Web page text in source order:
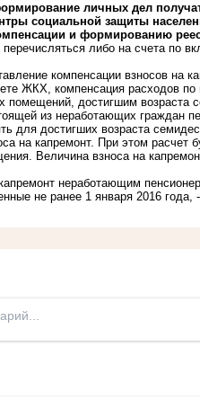
личных дел
социальной защиты
и формированию
либо на счета по
компенсации взносов на
ЖКХ, компенсация расходов
помещений, достигшим возраста
из неработающих граждан
для достигших возраста
на капремонт. При этом расчет
Величина взноса на
неработающим
не ранее 1 января 2016